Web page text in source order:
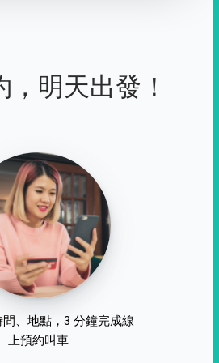
明天出發！
、地點，3 分鐘完成線
上預約叫車